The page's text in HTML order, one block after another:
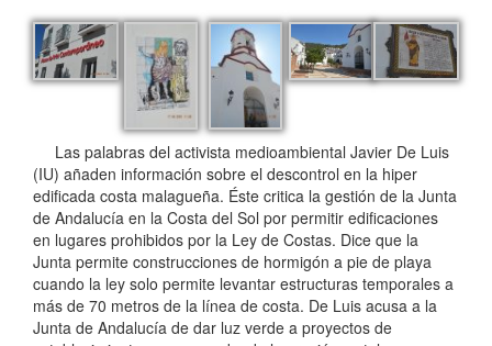
Las palabras del activista medioambiental Javier De Luis
(IU) añaden información sobre el descontrol en la hiper
edificada costa malagueña. Éste critica la gestión de la Junta
de Andalucía en la Costa del Sol por permitir edificaciones
en lugares prohibidos por la Ley de Costas. Dice que la
Junta permite construcciones de hormigón a pie de playa
cuando la ley solo permite levantar estructuras temporales a
más de 70 metros de la línea de costa. De Luis acusa a la
Junta de Andalucía de dar luz verde a proyectos de